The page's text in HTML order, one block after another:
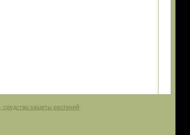
средства защиты растений